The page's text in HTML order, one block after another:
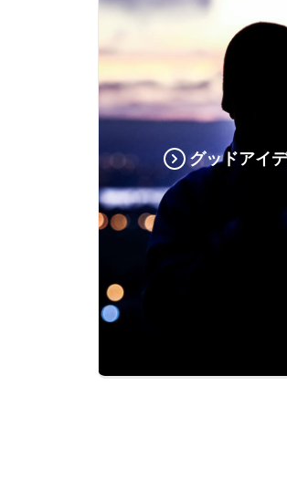
グッドアイ